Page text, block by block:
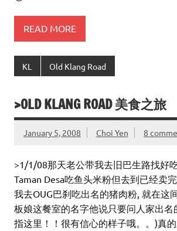
READ MORE
KL Old Klang Road
>OLD KLANG ROAD 美食之旅
January 5, 2008 Choi Yen 8
>1/1/08那天老公带我去旧巴生路找好
Taman Desa吃鱼头米粉但去到已经卖
我去OUG巴刹吃出名的猪肉粉, 就在这
板娘这餐室的名字他说只要问人家出名
指这里！！很有信心的样子哦。。)真